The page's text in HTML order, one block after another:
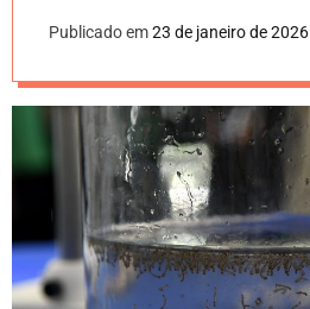
Publicado em23 de janeiro de 2026